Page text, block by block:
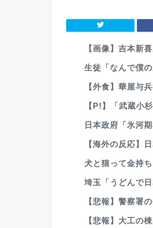
【画像】吉本新
生徒「なんで僕
【外食】華屋与
【P!】「武蔵小
日本政府「氷河
【海外の反応】
犬と猫って金持
埼玉「うどんで
【悲報】警察署
【悲報】大工の